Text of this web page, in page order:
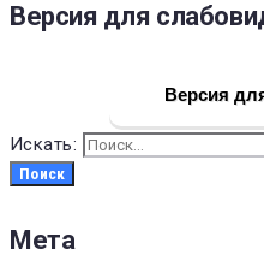
Версия для
Версия
Искать:
Поиск
Мета